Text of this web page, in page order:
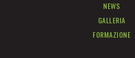
NEWS
GALLERIA
FORMAZIONE